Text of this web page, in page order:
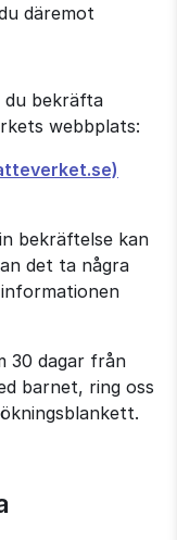
däremot
du bekräfta
webbplats:
bekräftelse kan
det ta några
30 dagar från
barnet, ring oss